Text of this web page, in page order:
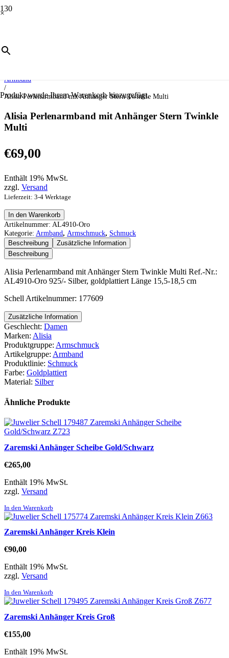
×
Produktwurde Ihrem Warenkorb hinzugefügt.
/
Armband
/
Alisia Perlenarmband mit Anhänger Stern Twinkle Multi
Alisia Perlenarmband mit Anhänger Stern Twinkle
Multi
€69,00
Enthält 19% MwSt.
zzgl. Versand
Lieferzeit: 3-4 Werktage
Alisia
Perlenarmband
mit
Anhänger
Stern
Twinkle
Multi
Menge
In den Warenkorb
Artikelnummer: AL4910-Oro
Kategorie: Armband, Armschmuck, Schmuck
Beschreibung
Zusätzliche Information
Beschreibung
Alisia Perlenarmband mit Anhänger Stern Twinkle Multi Ref.-Nr.:
AL4910-Oro 925/- Silber, goldplattiert Länge 15,5-18,5 cm
Schell Artikelnummer: 177609
Zusätzliche Information
Geschlecht: Damen
Marken: Alisia
Produktgruppe: Armschmuck
Artikelgruppe: Armband
Produktlinie: Schmuck
Farbe: Goldplattiert
Material: Silber
Ähnliche Produkte
Zaremski Anhänger Scheibe Gold/Schwarz
€265,00
Enthält 19% MwSt.
zzgl. Versand
In den Warenkorb
Zaremski Anhänger Kreis Klein
€90,00
Enthält 19% MwSt.
zzgl. Versand
In den Warenkorb
Zaremski Anhänger Kreis Groß
€155,00
Enthält 19% MwSt.